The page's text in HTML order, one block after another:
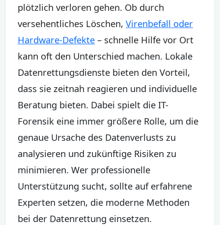
plötzlich verloren gehen. Ob durch
versehentliches Löschen, Virenbefall oder
Hardware-Defekte – schnelle Hilfe vor Ort
kann oft den Unterschied machen. Lokale
Datenrettungsdienste bieten den Vorteil,
dass sie zeitnah reagieren und individuelle
Beratung bieten. Dabei spielt die IT-
Forensik eine immer größere Rolle, um die
genaue Ursache des Datenverlusts zu
analysieren und zukünftige Risiken zu
minimieren. Wer professionelle
Unterstützung sucht, sollte auf erfahrene
Experten setzen, die moderne Methoden
bei der Datenrettung einsetzen.